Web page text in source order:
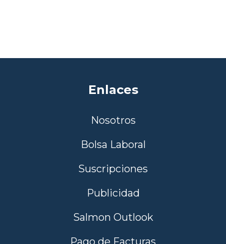
Enlaces
Nosotros
Bolsa Laboral
Suscripciones
Publicidad
Salmon Outlook